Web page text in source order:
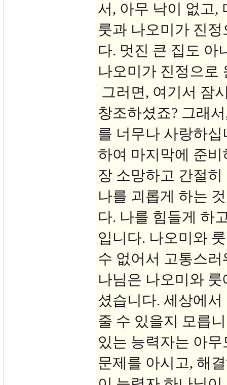
서, 아무 낙이 없고,
룻과 나오미가 진
다. 멋진 큰 집도 아
나오미가 진정으로
그러면, 여기서 잠
창조하셨죠? 그래
를 너무나 사랑하
하여 마지막에 준
장 소망하고 간절
나를 괴롭게 하는
다. 나를 힘들게 하
입니다. 나오미와
수 없어서 고통스
나님은 나오미와
셨습니다. 세상에
줄 수 있을지 모릅
있는 능력자는 아
문제를 아시고, 해